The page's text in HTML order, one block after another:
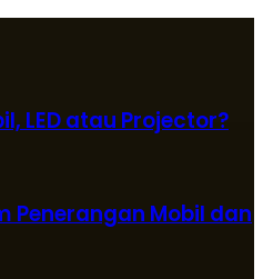
LED atau Projector?
Penerangan Mobil dan